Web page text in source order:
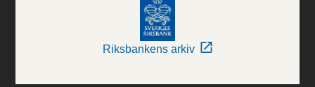
Riksbankens arkiv